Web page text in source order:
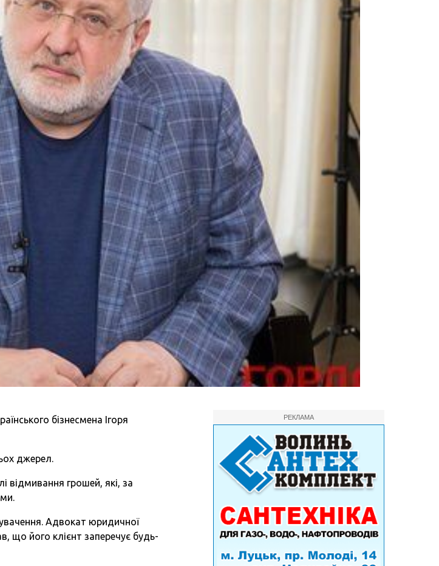
бізнесмена Ігоря
джерел.
відмивання грошей, які, за
Адвокат юридичної
що його клієнт заперечує будь-
РЕКЛАМА